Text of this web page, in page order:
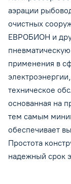
аэрации
очистных
ЕВРОБИОН и
применения в
техническое
основанная на
тем самым
обеспечивает
Простота
надежный срок